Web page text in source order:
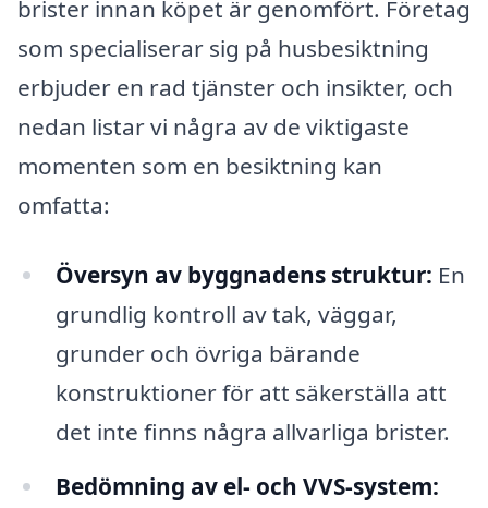
brister innan köpet är genomfört. Företag
som specialiserar sig på husbesiktning
erbjuder en rad tjänster och insikter, och
nedan listar vi några av de viktigaste
momenten som en besiktning kan
omfatta:
Översyn av byggnadens struktur: En
grundlig kontroll av tak, väggar,
grunder och övriga bärande
konstruktioner för att säkerställa att
det inte finns några allvarliga brister.
Bedömning av el- och VVS-system: